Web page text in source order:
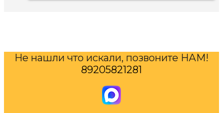
Не нашли что искали, позвоните НАМ!
89205821281